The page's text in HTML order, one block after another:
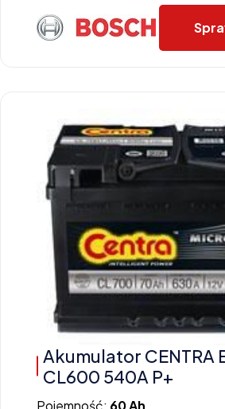
Akumulator CENTRA
CL600 540A P+
Pojemność: 60 Ah